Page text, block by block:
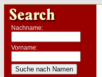
Nachname:
Vorname: